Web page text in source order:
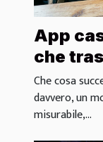
App
che
azione
Che cosa
davvero, un
misurabile,...